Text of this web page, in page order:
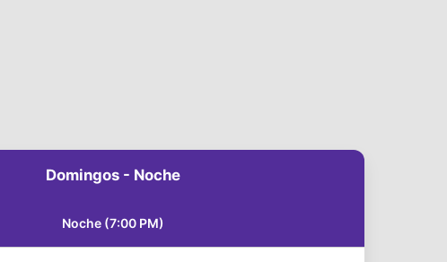
Domingos - Noche
Noche (7:00 PM)